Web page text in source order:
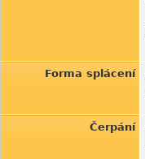
Forma splácení
Čerpání